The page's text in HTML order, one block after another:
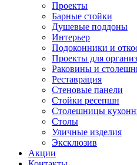
Проекты
Барные стойки
Душевые поддоны
Интерьер
Подоконники и
Проекты для
Раковины и
Реставрация
Стеновые панели
Стойки ресепшн
Столешницы
Столы
Уличные изделия
Эксклюзив
Акции